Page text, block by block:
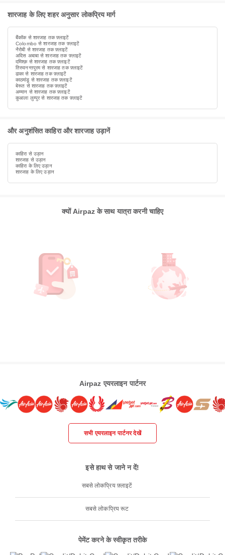
शारजाह के लिए शहर अनुसार लोकप्रिय मार्ग
बैंकॉक से शारजाह तक फ़्लाइटें
Colombo से शारजाह तक फ़्लाइटें
नैरोबी से शारजाह तक फ़्लाइटें
अदिस अबाबा से शारजाह तक फ़्लाइटें
दमिश्क़ से शारजाह तक फ़्लाइटें
तिरुवनन्तपुरम से शारजाह तक फ़्लाइटें
ढाका से शारजाह तक फ़्लाइटें
काठमांडू से शारजाह तक फ़्लाइटें
बेरूत से शारजाह तक फ़्लाइटें
अम्मान से शारजाह तक फ़्लाइटें
कुआला लुम्पुर से शारजाह तक फ़्लाइटें
और अनुशंसित काहिरा और शारजाह उड़ानें
काहिरा से उड़ान
शारजाह से उड़ान
काहिरा के लिए उड़ान
शारजाह के लिए उड़ान
क्यों Airpaz के साथ यात्रा करनी चाहिए
Airpaz एयरलाइन पार्टनर
सभी एयरलाइन पार्टनर देखें
इसे हाथ से जाने न दें!
सबसे लोकप्रिय फ़्लाइटें
सबसे लोकप्रिय रूट
पेमेंट करने के स्वीकृत तरीके